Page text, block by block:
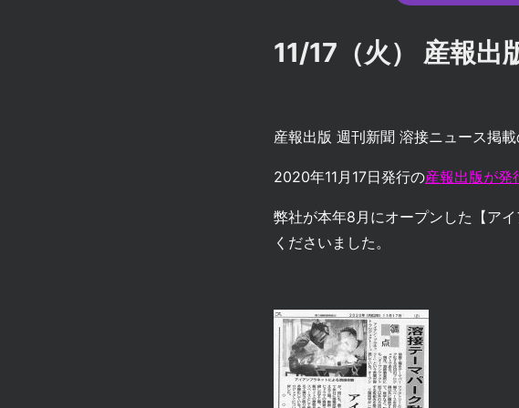
11/17（火） 産報出
産報出版 週刊新聞 溶接ニュース掲
2020年11月17日発行の産報出版が発
弊社が本年8月にオープンした【ア
くださいました。